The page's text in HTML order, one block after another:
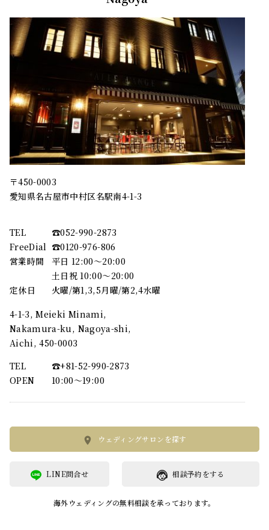
〒450-0003
愛知県名古屋市中村区名駅南4-1-3
TEL
☎︎052-990-2873
FreeDial ☎︎0120-976-806
営業時間
平日 12:00～20:00
土日祝 10:00～20:00
定休日
火曜/第1,3,5月曜/第2,4水曜
4-1-3, Meieki Minami,
Nakamura-ku, Nagoya-shi,
Aichi, 450-0003
TEL
☎︎+81-52-990-2873
OPEN
10:00〜19:00
ウェディングサロンを探す
相談予約をする
LINE問合せ
海外ウェディングの無料相談を承っております。